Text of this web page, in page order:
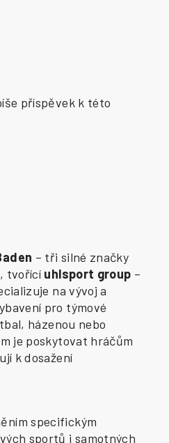
příspěvek k této
– tři silné značky
tvořící uhlsport group –
na vývoj a
pro týmové
házenou nebo
je poskytovat hráčům
k dosažení
specifickým
sportů i samotných